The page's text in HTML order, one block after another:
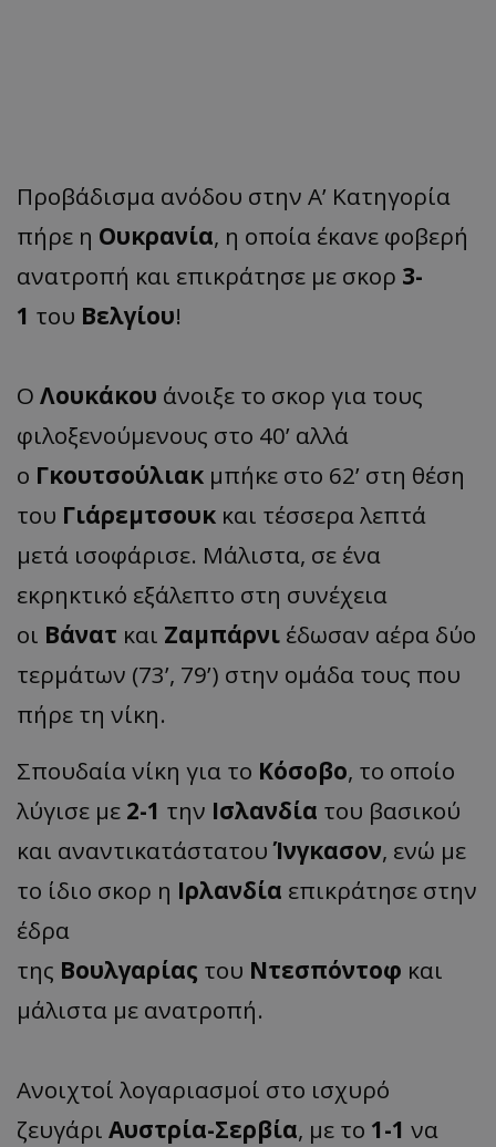
Προβάδισμα ανόδου στην Α’ Κατηγορία
πήρε η Ουκρανία, η οποία έκανε φοβερή
ανατροπή και επικράτησε με σκορ 3-
1 του Βελγίου!
Ο Λουκάκου άνοιξε το σκορ για τους
φιλοξενούμενους στο 40’ αλλά
ο Γκουτσούλιακ μπήκε στο 62’ στη θέση
του Γιάρεμτσουκ και τέσσερα λεπτά
μετά ισοφάρισε. Μάλιστα, σε ένα
εκρηκτικό εξάλεπτο στη συνέχεια
οι Βάνατ και Ζαμπάρνι έδωσαν αέρα δύο
τερμάτων (73’, 79’) στην ομάδα τους που
πήρε τη νίκη.
Σπουδαία νίκη για το Κόσοβο, το οποίο
λύγισε με 2-1 την Ισλανδία του βασικού
και αναντικατάστατουΊνγκασον, ενώ με
το ίδιο σκορ η Ιρλανδία επικράτησε στην
έδρα
της Βουλγαρίας του Ντεσπόντοφ και
μάλιστα με ανατροπή.
Ανοιχτοί λογαριασμοί στο ισχυρό
ζευγάρι Αυστρία-Σερβία, με το 1-1 να